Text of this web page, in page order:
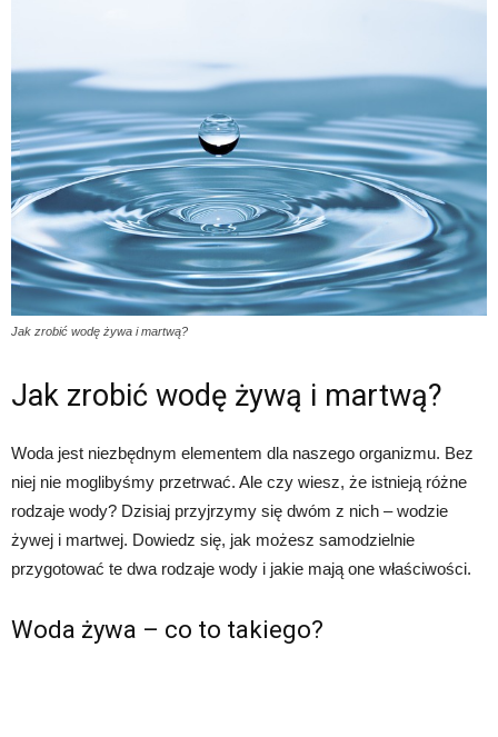
Jak zrobić wodę żywa i martwą?
Jak zrobić wodę żywą i martwą?
Woda jest niezbędnym elementem dla naszego organizmu. Bez
niej nie moglibyśmy przetrwać. Ale czy wiesz, że istnieją różne
rodzaje wody? Dzisiaj przyjrzymy się dwóm z nich – wodzie
żywej i martwej. Dowiedz się, jak możesz samodzielnie
przygotować te dwa rodzaje wody i jakie mają one właściwości.
Woda żywa – co to takiego?